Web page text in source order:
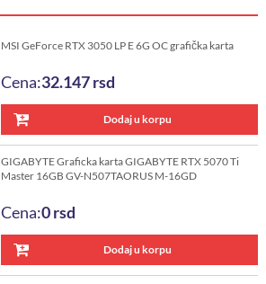
MSI GeForce RTX 3050 LP E 6G OC grafička karta
Cena:32.147rsd
Dodaj u korpu
GIGABYTE Graficka karta GIGABYTE RTX 5070 Ti
Master 16GB GV-N507TAORUS M-16GD
Cena:0rsd
Dodaj u korpu